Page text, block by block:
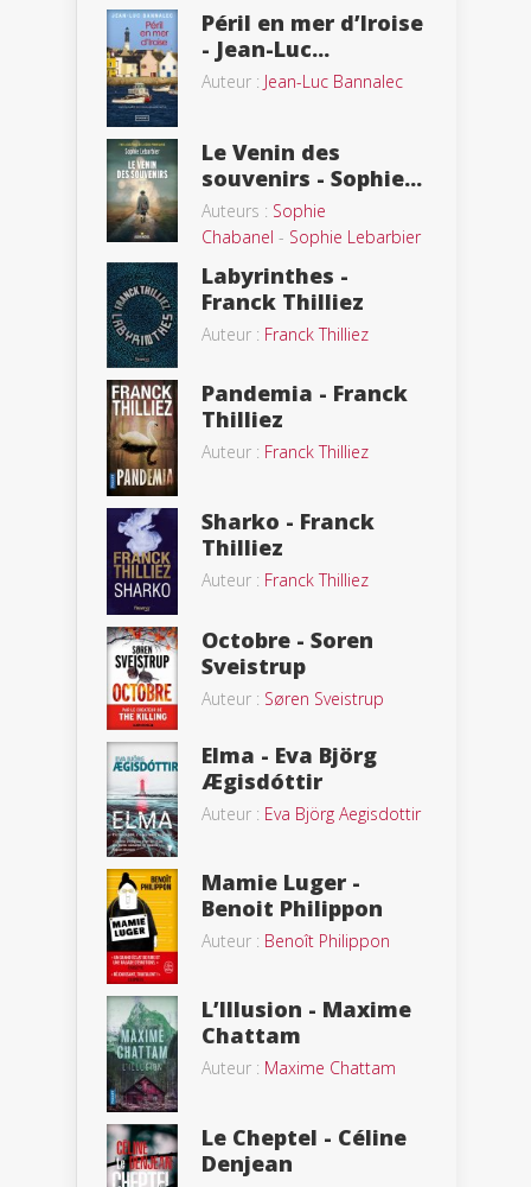
Péril en mer d’Iroise
- Jean-Luc...
Auteur : Jean-Luc Bannalec
Le Venin des
souvenirs - Sophie...
Auteurs : Sophie
Chabanel - Sophie Lebarbier
Labyrinthes -
Franck Thilliez
Auteur : Franck Thilliez
Pandemia - Franck
Thilliez
Auteur : Franck Thilliez
Sharko - Franck
Thilliez
Auteur : Franck Thilliez
Octobre - Soren
Sveistrup
Auteur : Søren Sveistrup
Elma - Eva Björg
Ægisdóttir
Auteur : Eva Björg Aegisdottir
Mamie Luger -
Benoit Philippon
Auteur : Benoît Philippon
L’Illusion - Maxime
Chattam
Auteur : Maxime Chattam
Le Cheptel - Céline
Denjean